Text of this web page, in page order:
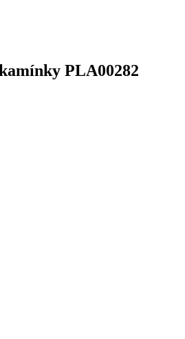
PLA00282